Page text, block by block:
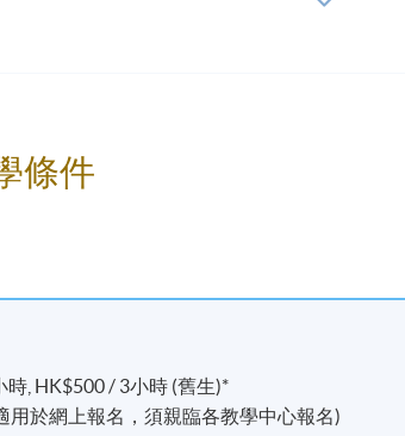
planning
of the top creative agencies in the past 18-
條件
時, HK$500 / 3小時 (舊生)*
用於網上報名，須親臨各教學中心報名)